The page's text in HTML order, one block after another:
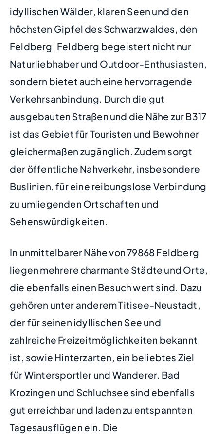
idyllischen Wälder, klaren Seen und den
höchsten Gipfel des Schwarzwaldes, den
Feldberg. Feldberg begeistert nicht nur
Naturliebhaber und Outdoor-Enthusiasten,
sondern bietet auch eine hervorragende
Verkehrsanbindung. Durch die gut
ausgebauten Straßen und die Nähe zur B317
ist das Gebiet für Touristen und Bewohner
gleichermaßen zugänglich. Zudem sorgt
der öffentliche Nahverkehr, insbesondere
Buslinien, für eine reibungslose Verbindung
zu umliegenden Ortschaften und
Sehenswürdigkeiten.
In unmittelbarer Nähe von 79868 Feldberg
liegen mehrere charmante Städte und Orte,
die ebenfalls einen Besuch wert sind. Dazu
gehören unter anderem Titisee-Neustadt,
der für seinen idyllischen See und
zahlreiche Freizeitmöglichkeiten bekannt
ist, sowie Hinterzarten, ein beliebtes Ziel
für Wintersportler und Wanderer. Bad
Krozingen und Schluchsee sind ebenfalls
gut erreichbar und laden zu entspannten
Tagesausflügen ein. Die